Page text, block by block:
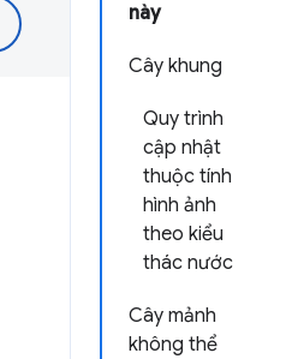
này
Cây khung
Quy trình
cập nhật
thuộc tính
hình ảnh
theo kiểu
thác nước
Cây mảnh
không thể